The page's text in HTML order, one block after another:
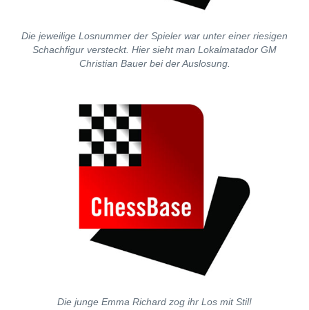
Die jeweilige Losnummer der Spieler war unter einer riesigen
Schachfigur versteckt. Hier sieht man Lokalmatador GM
Christian Bauer bei der Auslosung.
Die junge Emma Richard zog ihr Los mit Stil!